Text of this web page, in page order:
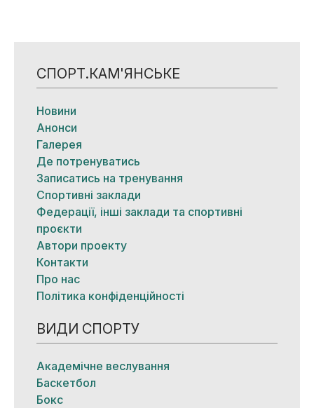
СПОРТ.КАМ'ЯНСЬКЕ
Новини
Анонси
Галерея
Де потренуватись
Записатись на тренування
Спортивні заклади
Федерації, інші заклади та спортивні
проєкти
Автори проекту
Контакти
Про нас
Політика конфіденційності
ВИДИ СПОРТУ
Академічне веслування
Баскетбол
Бокс